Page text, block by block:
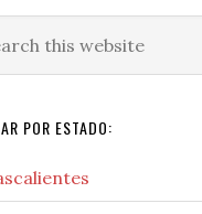
POR ESTADO: